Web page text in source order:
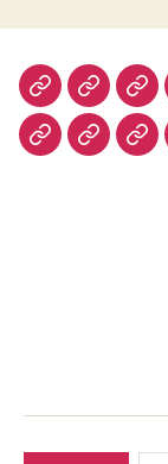
טבעוניסלטים
צמחונידגים